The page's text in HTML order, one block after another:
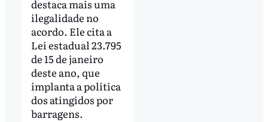
destaca mais uma
ilegalidade no
acordo. Ele cita a
Lei estadual 23.795
de 15 de janeiro
deste ano, que
implanta a política
dos atingidos por
barragens.